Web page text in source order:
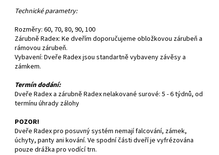
Technické parametry:
Rozměry: 60, 70, 80, 90, 100
Zárubně Radex: Ke dveřím doporučujeme obložkovou zárubeň a
rámovou zárubeň.
Vybavení: Dveře Radex jsou standartně vybaveny závěsy a
zámkem.
Termín dodání:
Dveře Radex a zárubně Radex nelakované surové: 5 - 6 týdnů, od
termínu úhrady zálohy
POZOR!
Dveře Radex pro posuvný systém nemají falcování, zámek,
úchyty, panty ani kování. Ve spodní části dveří je vyfrézována
pouze drážka pro vodící trn.